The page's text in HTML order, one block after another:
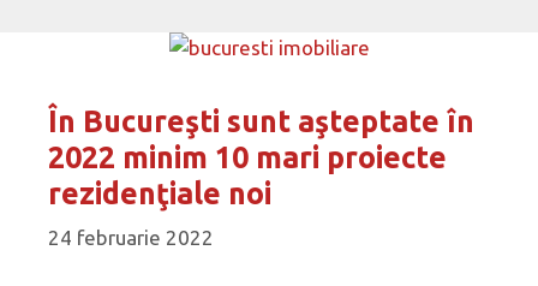
În Bucureşti sunt aşteptate în
2022 minim 10 mari proiecte
rezidenţiale noi
24 februarie 2022